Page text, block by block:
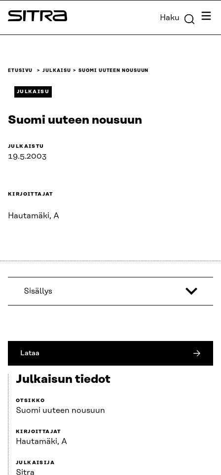
Siirry
suoraan
Sitra Haku
ETUSIVU JULKAISU SUOMI UUTEEN NOUSUUN
JULKAISU
Suomi uuteen nousuun
JULKAISTU
19.5.2003
KIRJOITTAJAT
Hautamäki, A
Sisällys
Lataa
Julkaisun tiedot
OTSIKKO
Suomi uuteen nousuun
KIRJOITTAJAT
Hautamäki, A
JULKAISIJA
Sitra